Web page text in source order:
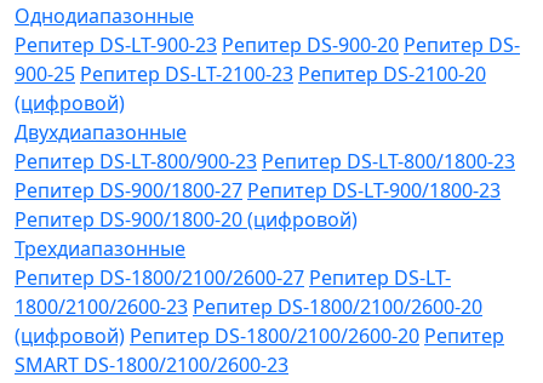
Однодиапазонные
Репитер DS-LT-900-23 Репитер DS-900-20 Репитер DS-
900-25 Репитер DS-LT-2100-23 Репитер DS-2100-20
(цифровой)
Двухдиапазонные
Репитер DS-LT-800/900-23 Репитер DS-LT-800/1800-23
Репитер DS-900/1800-27 Репитер DS-LT-900/1800-23
Репитер DS-900/1800-20 (цифровой)
Трехдиапазонные
Репитер DS-1800/2100/2600-27 Репитер DS-LT-
1800/2100/2600-23 Репитер DS-1800/2100/2600-20
(цифровой) Репитер DS-1800/2100/2600-20 Репитер
SMART DS-1800/2100/2600-23